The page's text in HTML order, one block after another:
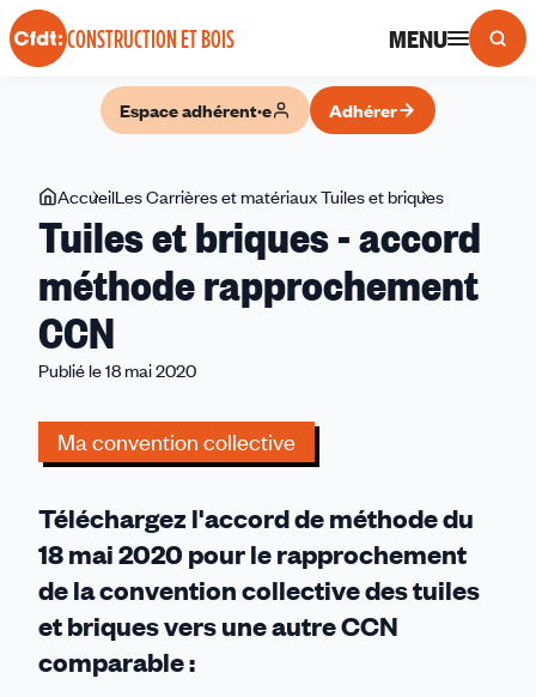
Panneau de gestion des cookies
CONSTRUCTION ET BOIS MENU
Espace adhérent·e Adhérer
Vous
êtes
ici
AccueilLes Carrières et matériaux Tuiles et briques
et
briques
-
Tuiles et briques - accord
méthode rapprochement
CCN
Publié le 18 mai 2020
Ma convention collective
Téléchargez l'accord de méthode du
18 mai 2020 pour le rapprochement
de la convention collective des tuiles
et briques vers une autre CCN
comparable :